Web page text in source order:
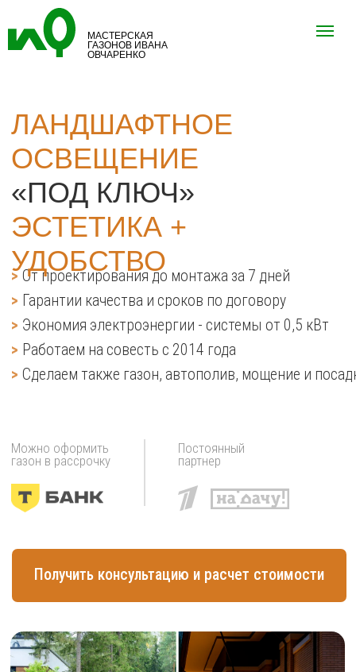
МАСТЕРСКАЯ
ГАЗОНОВ ИВАНА
ОВЧАРЕНКО
> От проектирования до монтажа за 7 дней
Гарантии качества и сроков по договору
> Экономия электроэнергии - системы от 0,5 кВт
> Работаем на совесть с 2014 года
> Сделаем также газон, автополив, мощение и посадки
ОСВЕЩЕНИЕ
«ПОД КЛЮЧ»
ЭСТЕТИКА +
УДОБСТВО
Постоянный
партнер
Можно оформить
газон в рассрочку